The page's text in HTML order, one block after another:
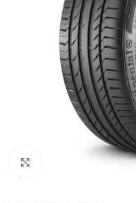
Clique para ampliar